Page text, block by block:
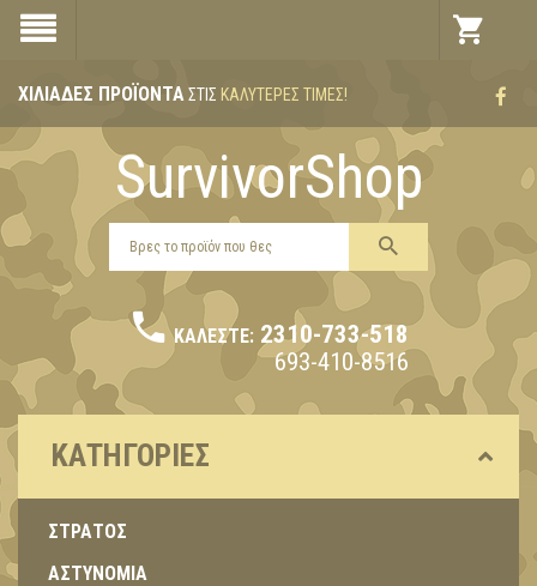
ΧΙΛΙΆΔΕΣ ΠΡΟΪΌΝΤΑΣΤΙΣ ΚΑΛΎΤΕΡΕΣ ΤΙΜΈΣ!
SurvivorShop
ΚΑΛΈΣΤΕ: 2310-733-518
693-410-8516
ΚΑΤΗΓΟΡΊΕΣ
ΣΤΡΑΤΟΣ
ΑΣΤΥΝΟΜΙΑ